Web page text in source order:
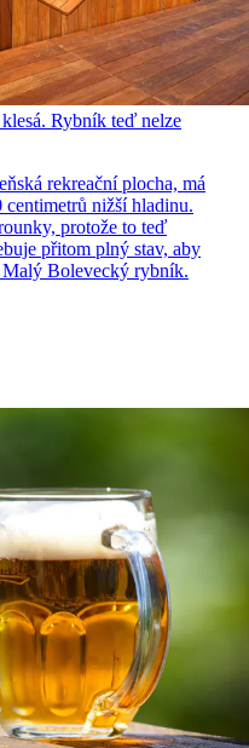
Rybník teď nelze
rekreační plocha, má
nižší hladinu.
protože to teď
přitom plný stav, aby
Malý Bolevecký rybník.